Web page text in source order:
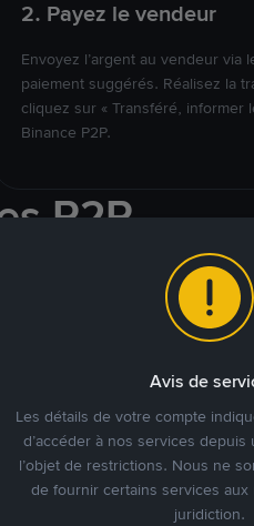
2. Payez le vendeur
Envoyez l’argent au vendeur via
paiement suggérés. Réalisez la
cliquez sur « Transféré, informer
Binance P2P.
P2P
des marchés
Avis de
Les détails de votre compte
d’accéder à nos services
l’objet de restrictions. Nous ne
de fournir certains services
juridiction.